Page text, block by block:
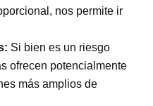
nos permite ir
Si bien es un riesgo
ofrecen potencialmente
más amplios de